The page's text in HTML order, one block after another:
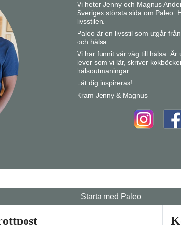
Vi heter Jenny och Magnus
Sveriges största sida om Paleo.
livsstilen.
Paleo är en livsstil som utgår
och hälsa.
Vi har funnit vår väg till hälsa. Är
lever som vi lär, skriver
hälsoutmaningar.
Låt dig inspireras!
Kram Jenny & Magnus
Starta med Paleo